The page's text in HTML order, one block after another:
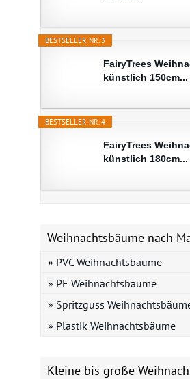
BESTSELLER NR. 3
FairyTrees
künstlich 150cm...
BESTSELLER NR. 4
FairyTrees
künstlich 180cm...
Weihnachtsbäume nach
» PVC Weihnachtsbäume
» PE Weihnachtsbäume
» Spritzguss
» Plastik Weihnachtsbäume
Kleine bis große